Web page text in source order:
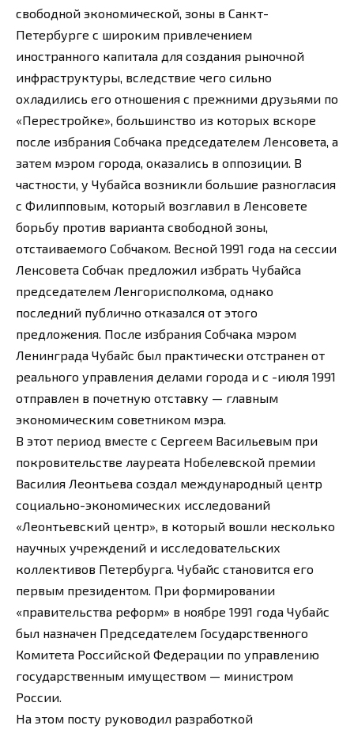
свободной экономической, зоны в Санкт-
Петербурге с широким привлечением
иностранного капитала для создания рыночной
инфраструктуры, вследствие чего сильно
охладились его отношения с прежними друзьями по
«Перестройке», большинство из которых вскоре
после избрания Собчака председателем Ленсовета, а
затем мэром города, оказались в оппозиции. В
частности, у Чубайса возникли большие разногласия
с Филипповым, который возглавил в Ленсовете
борьбу против варианта свободной зоны,
отстаиваемого Собчаком. Весной 1991 года на сессии
Ленсовета Собчак предложил избрать Чубайса
председателем Ленгорисполкома, однако
последний публично отказался от этого
предложения. После избрания Собчака мэром
Ленинграда Чубайс был практически отстранен от
реального управления делами города и с -июля 1991
отправлен в почетную отставку — главным
экономическим советником мэра.
В этот период вместе с Сергеем Васильевым при
покровительстве лауреата Нобелевской премии
Василия Леонтьева создал международный центр
социально-экономических исследований
«Леонтьевский центр», в который вошли несколько
научных учреждений и исследовательских
коллективов Петербурга. Чубайс становится его
первым президентом. При формировании
«правительства реформ» в ноябре 1991 года Чубайс
был назначен Председателем Государственного
Комитета Российской Федерации по управлению
государственным имуществом — министром
России.
На этом посту руководил разработкой